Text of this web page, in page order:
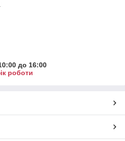
до 16:00
роботи